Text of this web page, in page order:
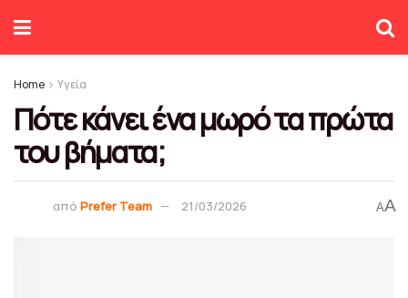
Home Υγεία
Πότε κάνει ένα μωρό τα πρώτα
του βήματα;
από Prefer Team 21/03/2026 AA